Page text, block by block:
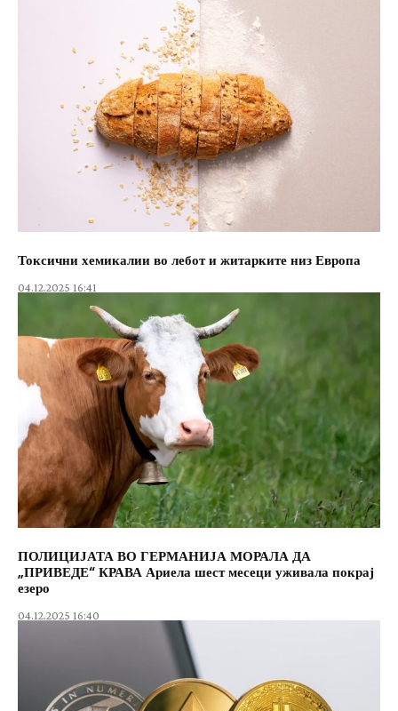
Токсични хемикалии во лебот и житарките низ Европа
04.12.2025 16:41
ПОЛИЦИЈАТА ВО ГЕРМАНИЈА МОРАЛА ДА
„ПРИВЕДЕ“ КРАВА Ариела шест месеци уживала покрај
езеро
04.12.2025 16:40